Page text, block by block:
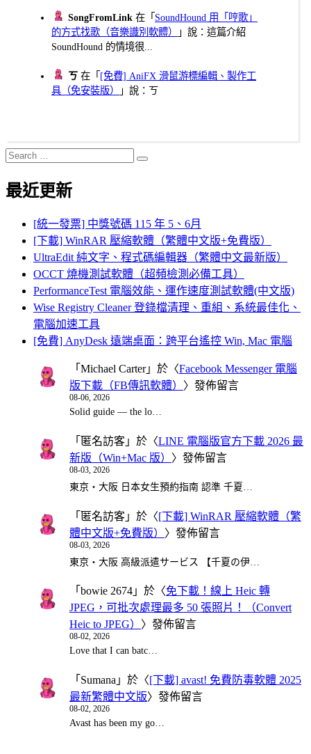
SongFromLink 在「 SoundHound 用「哼歌」
的方式找歌（音樂識別軟體）
」說：這篇介紹
SoundHound 的情境很...
ㄎ 在「 [免費] AniFX 滑鼠游標編輯、製作工
具（免安裝版）
」說：ㄎ
Search
for:
Search
最近更新
[統一發票] 中獎號碼 115 年 5、6月
[下載] WinRAR 壓縮軟體（繁體中文版+免費版）
UltraEdit 純文字、程式碼編輯器（繁體中文最新版）
OCCT 燒機測試軟體（超頻檢測必備工具）
PerformanceTest 電腦效能、運作速度測試軟體(中文版)
Wise Registry Cleaner 登錄檔清理、重組、系統最佳化、
電腦加速工具
[免費] AnyDesk 遠端桌面：跨平台遙控 Win, Mac 電腦
「 Michael Carter」於〈Facebook Messenger 電腦
版下載（FB傳訊軟體） 〉發佈留言
08-06, 2026
Solid guide — the lo…
「 匿名訪客 」於〈LINE 電腦版官方下載 2026 最
新版（Win+Mac 版） 〉發佈留言
08-03, 2026
東京・大阪 日本女生預約指南 認準 千夏…
「 匿名訪客 」於〈[下載] WinRAR 壓縮軟體（繁
體中文版+免費版） 〉發佈留言
08-03, 2026
東京・大阪 高級派遣サービス 【千夏の伊…
「 bowie 2674 」於〈免下載！線上 Heic 轉
JPEG，可批次處理最多 50 張照片！（Convert
Heic to JPEG） 〉發佈留言
08-02, 2026
Love that I can batc…
「 Sumana 」於〈[下載] avast! 免費防毒軟體 2025
最新繁體中文版〉發佈留言
08-02, 2026
Avast has been my go…